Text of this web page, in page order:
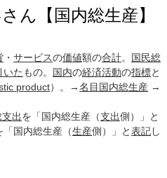
ん【国内総生産】
・ サービスの価値額の合計。
国民総
いた もの。 国内の経済活動の指標と
product）。→名目国内総生産 →
出を「国内総生産（支出側）」と
「国内総生産（生産側）」と表記し